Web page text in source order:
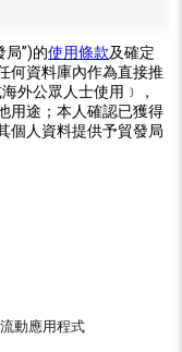
局”)的使用條款及確定
何資料庫內作為直接推
外公眾人士使用﹞，
用途；本人確認已獲得
個人資料提供予貿發局
動應用程式